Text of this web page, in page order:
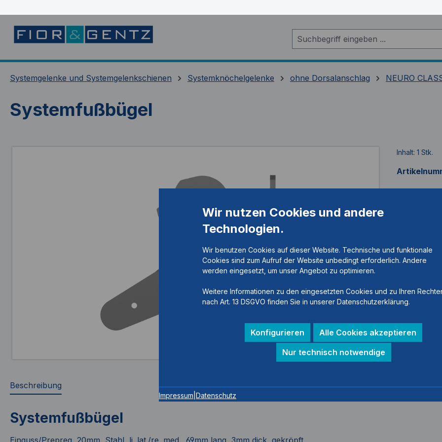
Systemgelenke und Systemgelenkschienen Systemknöchelgelenke ohne Dorsalanschlag NEURO
Systemfußbügel
Inhalt: 1 Stk.
Beschreibung
Systemfußbügel
Einguss/Prepreg, 20mm, Stahl, li. lat./re. med., 69mm lang, 3mm dick, gekröpft
Wir nutzen Cookies und andere
Technologien.
Wir benutzen Cookies auf dieser Website. Technische und funktionale
Cookies sind zum Aufruf der Website unbedingt erforderlich. Andere
werden eingesetzt, um unser Angebot zu optimieren.
Weitere Informationen zu den eingesetzten Cookies und zu Ihren
nach Art. 13 DSGVO finden Sie in unserer Datenschutzerklärung.
Konfigurieren
Alle Cookies akzeptieren
Nur technisch notwendige
Impressum Datenschutz